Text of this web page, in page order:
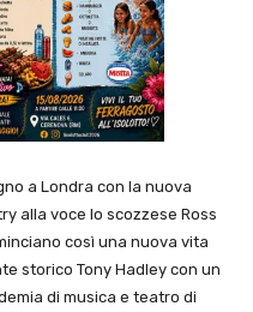
a Londra con la nuova
alla voce lo scozzese Ross
così una nuova vita
storico Tony Hadley con un
di musica e teatro di